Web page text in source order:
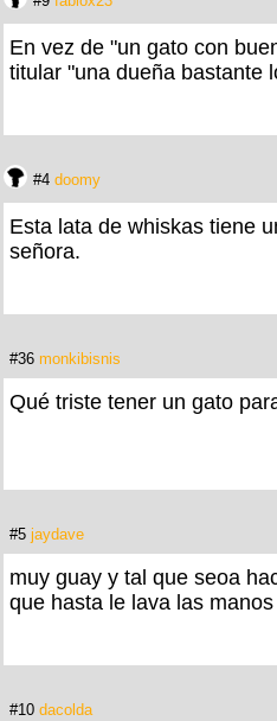
En vez de "un gato con
titular "una dueña bastante
#4 doomy
Esta lata de whiskas tiene
señora.
#36 monkibisnis
Qué triste tener un gato
#5 jaydave
muy guay y tal que seoa
que hasta le lava las manos
#10 dacolda